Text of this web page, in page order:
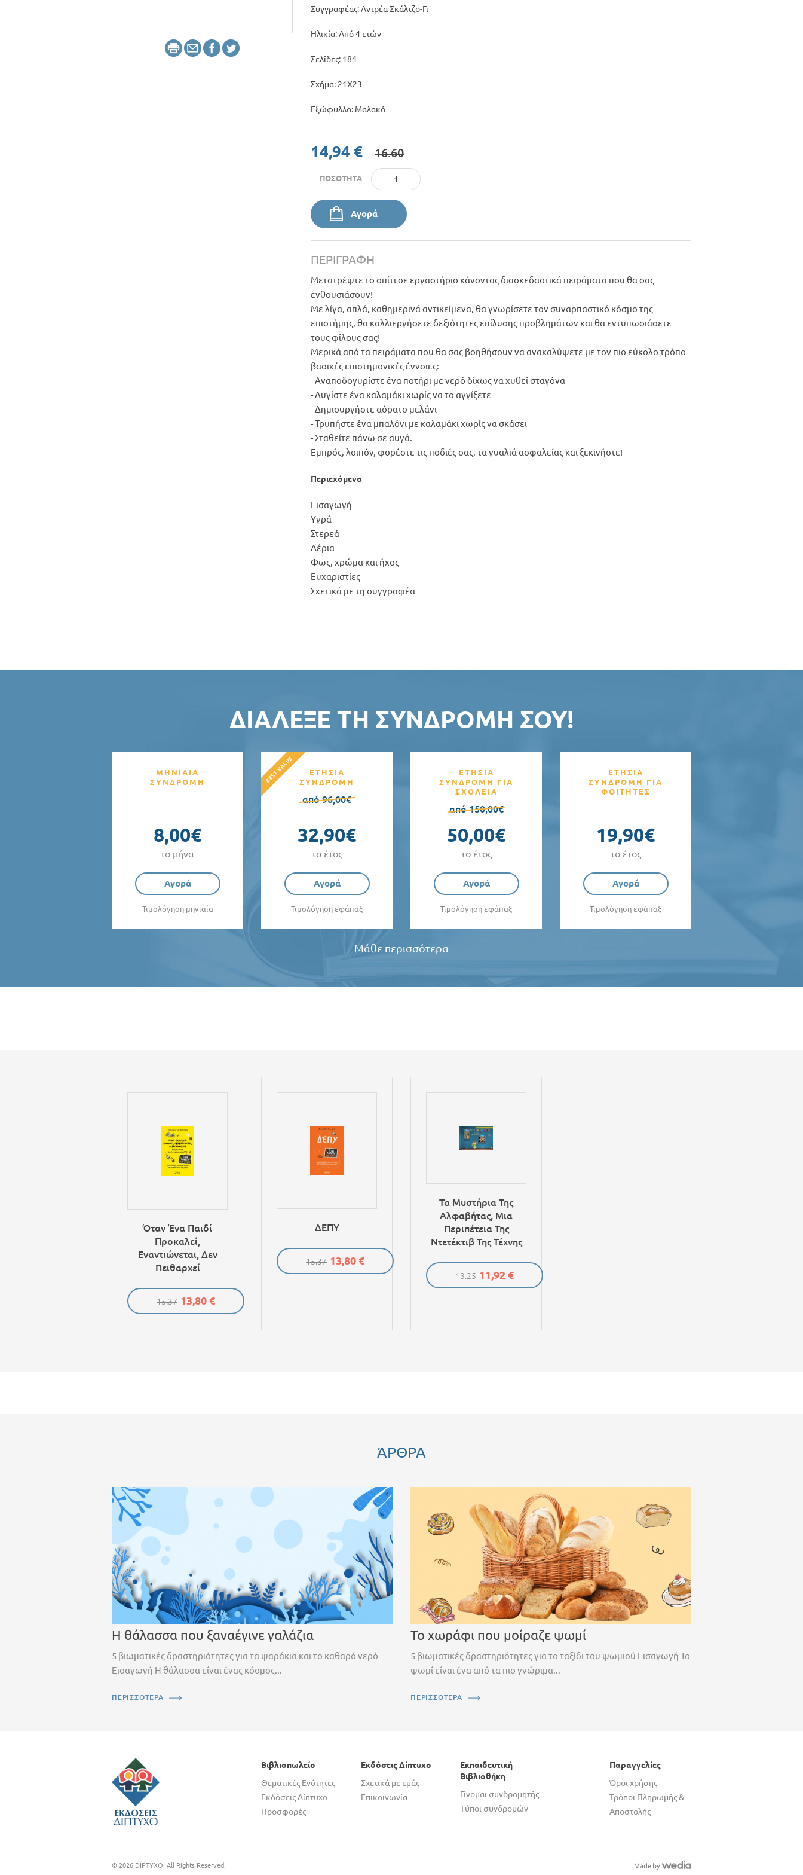
Συγγραφέας: Αντρέα Σκάλτζο-Γι
Ηλικία: Από 4 ετών
Σελίδες: 184
Σχήμα: 21Χ23
Εξώφυλλο: Μαλακό
14,94 € 16.60
ΠΟΣΌΤΗΤΑ
Αγορά
ΠΕΡΙΓΡΑΦΉ
Μετατρέψτε το σπίτι σε εργαστήριο κάνοντας διασκεδαστικά πειράματα που θα σας
ενθουσιάσουν!
Με λίγα, απλά, καθημερινά αντικείμενα, θα γνωρίσετε τον συναρπαστικό κόσμο της
επιστήμης, θα καλλιεργήσετε δεξιότητες επίλυσης προβλημάτων και θα εντυπωσιάσετε
τους φίλους σας!
Μερικά από τα πειράματα που θα σας βοηθήσουν να ανακαλύψετε με τον πιο εύκολο τρόπο
βασικές επιστημονικές έννοιες:
- Αναποδογυρίστε ένα ποτήρι με νερό δίχως να χυθεί σταγόνα
- Λυγίστε ένα καλαμάκι χωρίς να το αγγίξετε
- Δημιουργήστε αόρατο μελάνι
- Τρυπήστε ένα μπαλόνι με καλαμάκι χωρίς να σκάσει
- Σταθείτε πάνω σε αυγά.
Εμπρός, λοιπόν, φορέστε τις ποδιές σας, τα γυαλιά ασφαλείας και ξεκινήστε!
Περιεχόμενα
Εισαγωγή
Υγρά
Στερεά
Αέρια
Φως, χρώμα και ήχος
Ευχαριστίες
Σχετικά με τη συγγραφέα
ΔΙΆΛΕΞΕ ΤΗ ΣΥΝΔΡΟΜΉ ΣΟΥ!
ΜΗΝΙΑΙΑ
ΣΥΝΔΡΟΜΗ
8,00€
το μήνα
Αγορά
Τιμολόγηση μηνιαία
ΕΤΗΣΙΑ
ΣΥΝΔΡΟΜΗ
από 96,00€
32,90€
το έτος
Αγορά
Τιμολόγηση εφάπαξ
ΕΤΗΣΙΑ
ΣΥΝΔΡΟΜΗ ΓΙΑ
ΣΧΟΛΕΙΑ
από 150,00€
50,00€
το έτος
Αγορά
Τιμολόγηση εφάπαξ
ΕΤΗΣΙΑ
ΣΥΝΔΡΟΜΗ ΓΙΑ
ΦΟΙΤΗΤΕΣ
19,90€
το έτος
Αγορά
Τιμολόγηση εφάπαξ
Μάθε περισσότερα
Όταν Ένα Παιδί
Προκαλεί,
Εναντιώνεται, Δεν
Πειθαρχεί
15.37 13,80 €
ΔΕΠΥ
15.37 13,80 €
Τα Μυστήρια Της
Αλφαβήτας, Μια
Περιπέτεια Της
Ντετέκτιβ Της Τέχνης
13.25 11,92 €
ΆΡΘΡΑ
Η θάλασσα που ξαναέγινε γαλάζια
5 βιωματικές δραστηριότητες για τα ψαράκια και το καθαρό νερό
Εισαγωγή Η θάλασσα είναι ένας κόσμος...
ΠΕΡΙΣΣΟΤΕΡΑ
Το χωράφι που μοίραζε ψωμί
5 βιωματικές δραστηριότητες για το ταξίδι του ψωμιού Εισαγωγή Το
ψωμί είναι ένα από τα πιο γνώριμα...
ΠΕΡΙΣΣΟΤΕΡΑ
Βιβλιοπωλείο
Θεματικές Ενότητες
Εκδόσεις Δίπτυχο
Προσφορές
Εκδόσεις Δίπτυχο
Σχετικά με εμάς
Επικοινωνία
Εκπαιδευτική
Βιβλιοθήκη
Γίνομαι συνδρομητής
Τύποι συνδρομών
Παραγγελίες
Όροι χρήσης
Τρόποι Πληρωμής &
Αποστολής
© 2026 DIPTYXO. All Rights Reserved.